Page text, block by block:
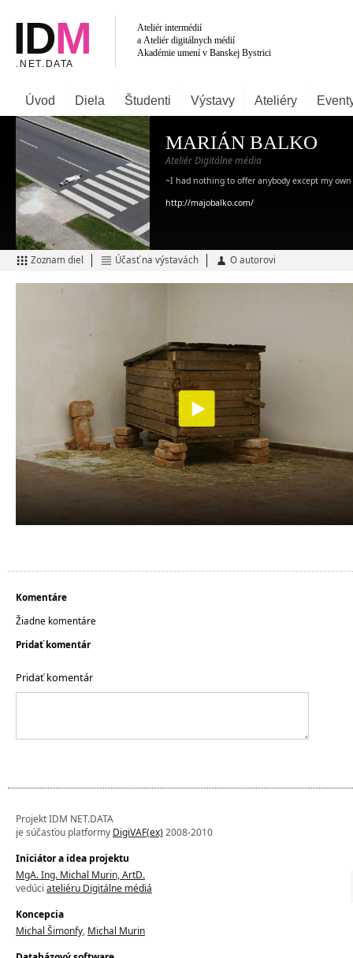
Úvod Diela Študenti Výstavy Ateliéry
MARIÁN BALKO
Ateliér Digitálne média
~I had nothing to offer anybody except my
http://majobalko.com/
Zoznam diel Účasť na výstavách O autorovi
Komentáre
Žiadne komentáre
Pridať komentár
Pridať komentár
Projekt IDM NET.DATA
je súčasťou platformy DigiVAF(ex)2008-2010
Iniciátor a idea projektu
MgA. Ing. Michal Murin, ArtD.
vedúci ateliéru Digitálne médiá
Koncepcia
Michal Šimonfy, Michal Murin